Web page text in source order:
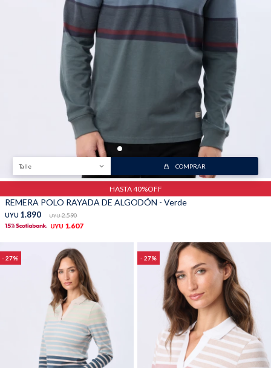
Talle COMPRAR
HASTA 40%OFF
REMERA POLO RAYADA DE ALGODÓN - Verde
UYU 1.890 UYU 2.590
UYU 1.607
27 27
Trabaja con nosotros